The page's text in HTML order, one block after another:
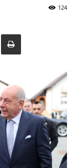
124